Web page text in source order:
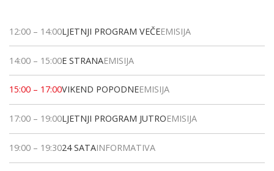
12:00 – 14:00LJETNJI PROGRAM VEČEEMISIJA
14:00 – 15:00E STRANAEMISIJA
15:00 – 17:00VIKEND POPODNEEMISIJA
17:00 – 19:00LJETNJI PROGRAM JUTROEMISIJA
19:00 – 19:3024 SATAINFORMATIVA